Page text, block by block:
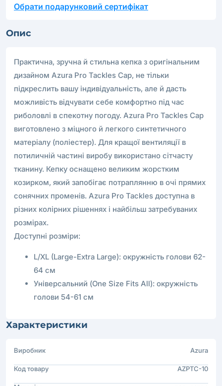
Обрати подарунковий сертифікат
Опис
Практична, зручна й стильна кепка з оригінальним
дизайном Azura Pro Tackles Cap, не тільки
підкреслить вашу індивідуальність, але й дасть
можливість відчувати себе комфортно під час
риболовлі в спекотну погоду. Azura Pro Tackles Cap
виготовлено з міцного й легкого синтетичного
матеріалу (поліестер). Для кращої вентиляції в
потиличній частині виробу використано сітчасту
тканину. Кепку оснащено великим жорстким
козирком, який запобігає потраплянню в очі прямих
сонячних променів. Azura Pro Tackles доступна в
різних колірних рішеннях і найбільш затребуваних
розмірах.
Доступні розміри:
L/XL (Large-Extra Large): окружність голови 62-
64 см
Універсальний (One Size Fits All): окружність
голови 54-61 см
Характеристики
Виробник Azura
Код товару AZPTC-10